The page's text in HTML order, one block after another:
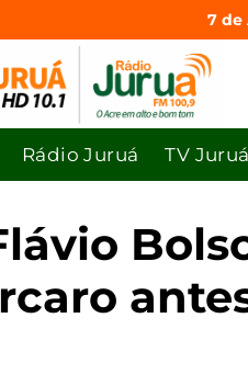
7 de
Rádio Juruá TV Juruá